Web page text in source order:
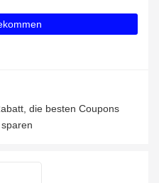
die besten Coupons